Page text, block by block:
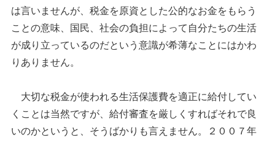
は言いませんが、税金を原資とした公的なお金をもらう
ことの意味、国民、社会の負担によって自分たちの生活
が成り立っているのだという意識が希薄なことにはかわ
りありません。
大切な税金が使われる生活保護費を適正に給付してい
くことは当然ですが、給付審査を厳しくすればそれで良
いのかというと、そうばかりも言えません。２００７年